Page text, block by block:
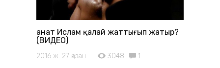
Қанат Ислам қалай жаттығып жатыр?
(ВИДЕО)
2016 ж. 27 қазан 3048 1